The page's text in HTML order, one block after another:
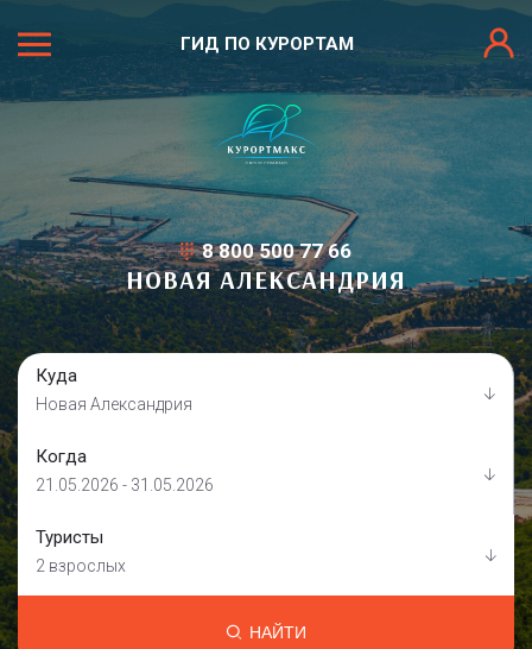
ГИД ПО КУРОРТАМ
8 800 500 77 66
НОВАЯ АЛЕКСАНДРИЯ
Куда
Новая Александрия
Когда
21.05.2026 - 31.05.2026
Туристы
2 взрослых
НАЙТИ